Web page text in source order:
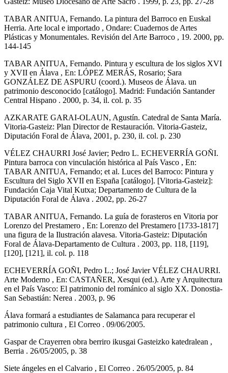
TABAR ANITUA, Fernando. La pintura del Barroco en Euskal
Herria. Arte local e importado , Ondare: Cuadernos de Artes
Plásticas y Monumentales. Revisión del Arte Barroco , 19. 2000, pp.
144-145
TABAR ANITUA, Fernando. Pintura y escultura de los siglos XVI
y XVII en Álava , En: LÓPEZ MERÁS, Rosario; Sara
GONZÁLEZ DE ASPURU (coord.). Museos de Álava. un
patrimonio desconocido [catálogo]. Madrid: Fundación Santander
Central Hispano . 2000, p. 34, il. col. p. 35
AZKARATE GARAI-OLAUN, Agustín. Catedral de Santa María.
Vitoria-Gasteiz: Plan Director de Restauración. Vitoria-Gasteiz,
Diputación Foral de Álava, 2001, p. 230, il. col. p. 230
VÉLEZ CHAURRI José Javier; Pedro L. ECHEVERRÍA GOÑI.
Pintura barroca con vinculación histórica al País Vasco , En:
TABAR ANITUA, Fernando; et al. Luces del Barroco: Pintura y
Escultura del Siglo XVII en España [catálogo]. [Vitoria-Gasteiz]:
Fundación Caja Vital Kutxa; Departamento de Cultura de la
Diputación Foral de Álava . 2002, pp. 26-27
TABAR ANITUA, Fernando. La guía de forasteros en Vitoria por
Lorenzo del Prestamero , En: Lorenzo del Prestamero [1733-1817]
una figura de la Ilustración alavesa. Vitoria-Gasteiz: Diputación
Foral de Álava-Departamento de Cultura . 2003, pp. 118, [119],
[120], [121], il. col. p. 118
ECHEVERRÍA GOÑI, Pedro L.; José Javier VÉLEZ CHAURRI.
Arte Moderno , En: CASTAÑER, Xesqui (ed.). Arte y Arquitectura
en el País Vasco: El patrimonio del románico al siglo XX. Donostia-
San Sebastián: Nerea . 2003, p. 96
Álava formará a estudiantes de Salamanca para recuperar el
patrimonio cultura , El Correo . 09/06/2005.
Gaspar de Crayerren obra berriro ikusgai Gasteizko katedralean ,
Berria . 26/05/2005, p. 38
Siete ángeles en el Calvario , El Correo . 26/05/2005, p. 84